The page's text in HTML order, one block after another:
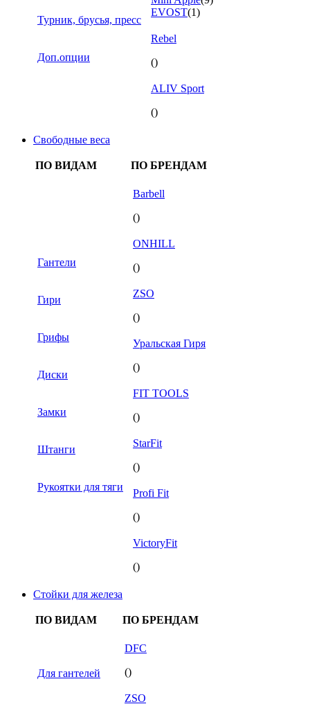
Турник, брусья, пресс
Доп.опции
EVOST(1)
Rebel
()
ALIV Sport
()
Свободные веса
ПО ВИДАМ ПО БРЕНДАМ
Гантели
Гири
Грифы
Диски
Замки
Штанги
Рукоятки для тяги
Barbell
()
ONHILL
()
ZSO
()
Уральская Гиря
()
FIT TOOLS
()
StarFit
()
Profi Fit
()
VictoryFit
()
Стойки для железа
ПО ВИДАМ ПО БРЕНДАМ
Для гантелей
DFC
()
ZSO